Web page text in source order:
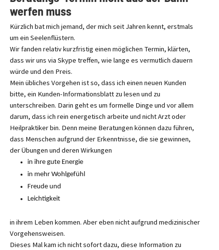
werfen muss
Kürzlich bat mich jemand, der mich seit Jahren kennt, erstmals
um ein Seelenflüstern.
Wir fanden relativ kurzfristig einen möglichen Termin, klärten,
dass wir uns via Skype treffen, wie lange es vermutlich dauern
würde und den Preis.
Mein übliches Vorgehen ist so, dass ich einen neuen Kunden
bitte, ein Kunden-Informationsblatt zu lesen und zu
unterschreiben. Darin geht es um formelle Dinge und vor allem
darum, dass ich rein energetisch arbeite und nicht Arzt oder
Heilpraktiker bin. Denn meine Beratungen können dazu führen,
dass Menschen aufgrund der Erkenntnisse, die sie gewinnen,
der Übungen und deren Wirkungen
in ihre gute Energie
in mehr Wohlgefühl
Freude und
Leichtigkeit
in ihrem Leben kommen. Aber eben nicht aufgrund medizinischer
Vorgehensweisen.
Dieses Mal kam ich nicht sofort dazu, diese Information zu